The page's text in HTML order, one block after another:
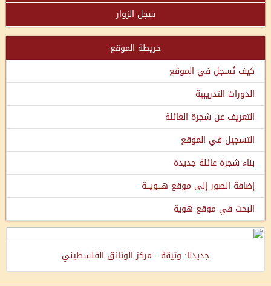
سجل الزوار
خريطة الموقع
كيف تُسجل في الموقع
الدورات التدريبية
التعريف عن شجرة العائلة
التسجيل في الموقع
بناء شجرة عائلة جديدة
إضافة الصور إلى موقع هـــويـــة
البحث في موقع هوية
جديدنا: وثيقة - مركز الوثائق الفلسطيني